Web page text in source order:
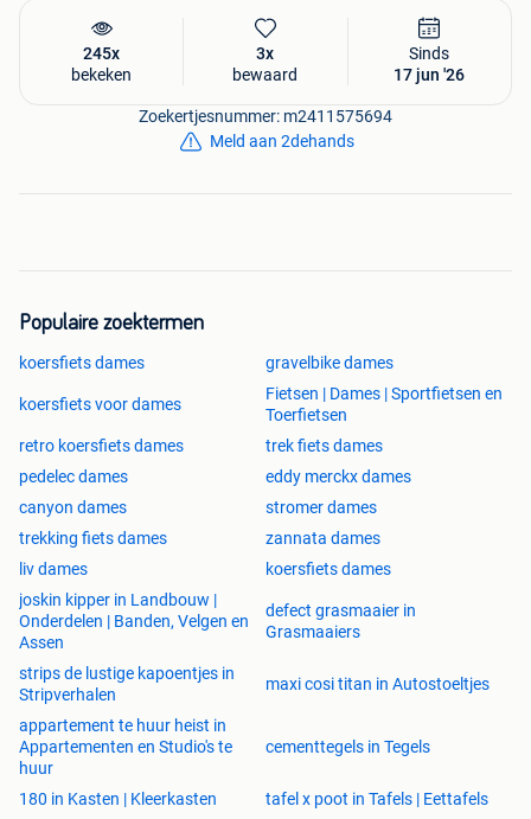
245x
bekeken
3x
bewaard
Sinds
17 jun '26
Zoekertjesnummer: m2411575694
Meld aan 2dehands
Populaire zoektermen
koersfiets dames gravelbike dames
koersfiets voor dames
Fietsen | Dames | Sportfietsen en
Toerfietsen
retro koersfiets dames
trek fiets dames
pedelec dames
eddy merckx dames
canyon dames
stromer dames
trekking fiets dames
zannata dames
liv dames
koersfiets dames
joskin kipper in Landbouw |
Onderdelen | Banden, Velgen en
Assen
defect grasmaaier in
Grasmaaiers
strips de lustige kapoentjes in
Stripverhalen
maxi cosi titan in Autostoeltjes
appartement te huur heist in
Appartementen en Studio's te
huur
cementtegels in Tegels
180 in Kasten | Kleerkasten tafel x poot in Tafels | Eettafels